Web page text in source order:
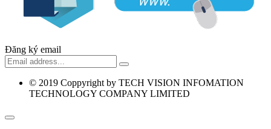
Đăng ký email
© 2019 Coppyright by TECH VISION INFOMATION
TECHNOLOGY COMPANY LIMITED